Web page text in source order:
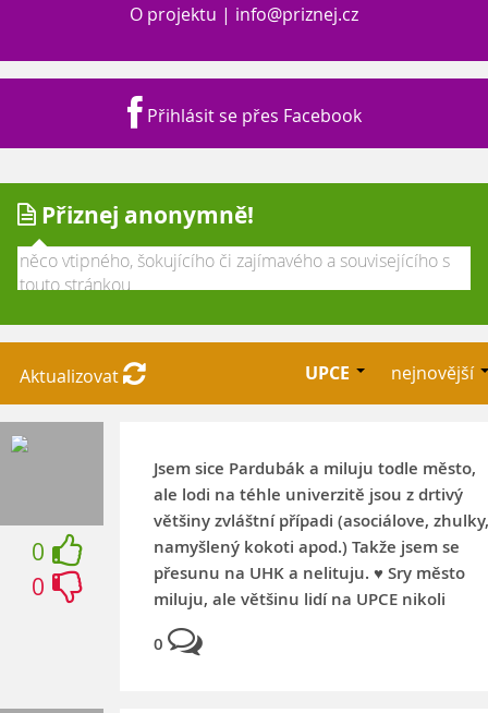
O projektu | info@priznej.cz
Přihlásit se přes Facebook
Přiznej anonymně!
Aktualizovat UPCE nejnovější
0
0
Jsem sice Pardubák a miluju todle město,
ale lodi na téhle univerzitě jsou z drtivý
většiny zvláštní případi (asociálove, zhulky,
namyšlený kokoti apod.) Takže jsem se
přesunu na UHK a nelituju. ♥️ Sry město
miluju, ale většinu lidí na UPCE nikoli
0